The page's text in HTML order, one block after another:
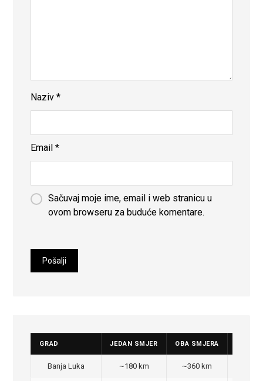
Naziv*
Email*
Sačuvaj moje ime, email i web stranicu u
ovom browseru za buduće komentare.
GRAD JEDAN SMJER OBA SMJERA
Banja Luka ~180 km ~360 km